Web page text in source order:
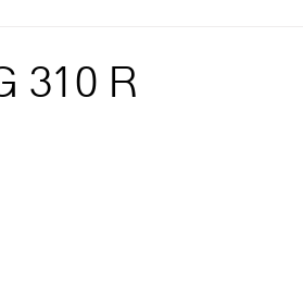
310 R